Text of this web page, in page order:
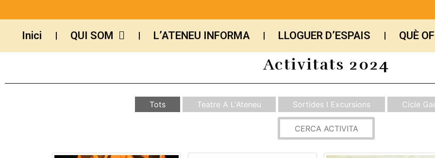
Inici QUI SOM L’ATENEU INFORMA LLOGUER D’ESPAIS QUÈ
Activitats 2024
Tots Teatre A L'Ateneu Sortides I Excursions Cicle